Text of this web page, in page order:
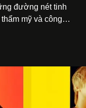
đường nét tinh
mỹ và công